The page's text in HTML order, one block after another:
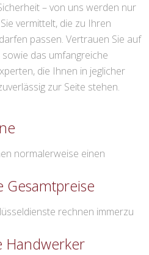
– von uns werden nur
vermittelt, die zu Ihren
passen. Vertrauen Sie auf
das umfangreiche
die Ihnen in jeglicher
zur Seite stehen.
normalerweise einen
Gesamtpreise
rechnen immerzu
Handwerker